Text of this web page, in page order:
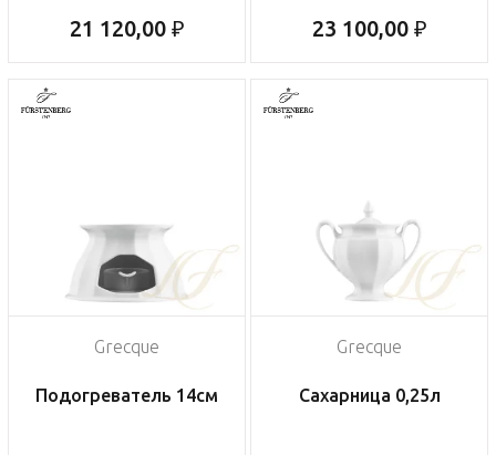
21 120,00 ₽ 23 100,00 ₽
Grecque
Подогреватель 14см
Grecque
Сахарница 0,25л